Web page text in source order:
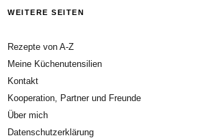
WEITERE SEITEN
Rezepte von A-Z
Meine Küchenutensilien
Kontakt
Kooperation, Partner und Freunde
Über mich
Datenschutzerklärung